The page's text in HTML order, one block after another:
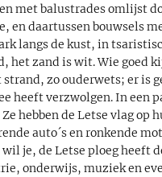
met balustrades omlijst
en daartussen bouwsels
langs de kust, in
het zand is wit. Wie goed
zo ouderwets; er is
heeft verzwolgen. In een
hebben de Letse vlag op
auto´s en ronkende
je, de Letse ploeg heeft
onderwijs, muziek en